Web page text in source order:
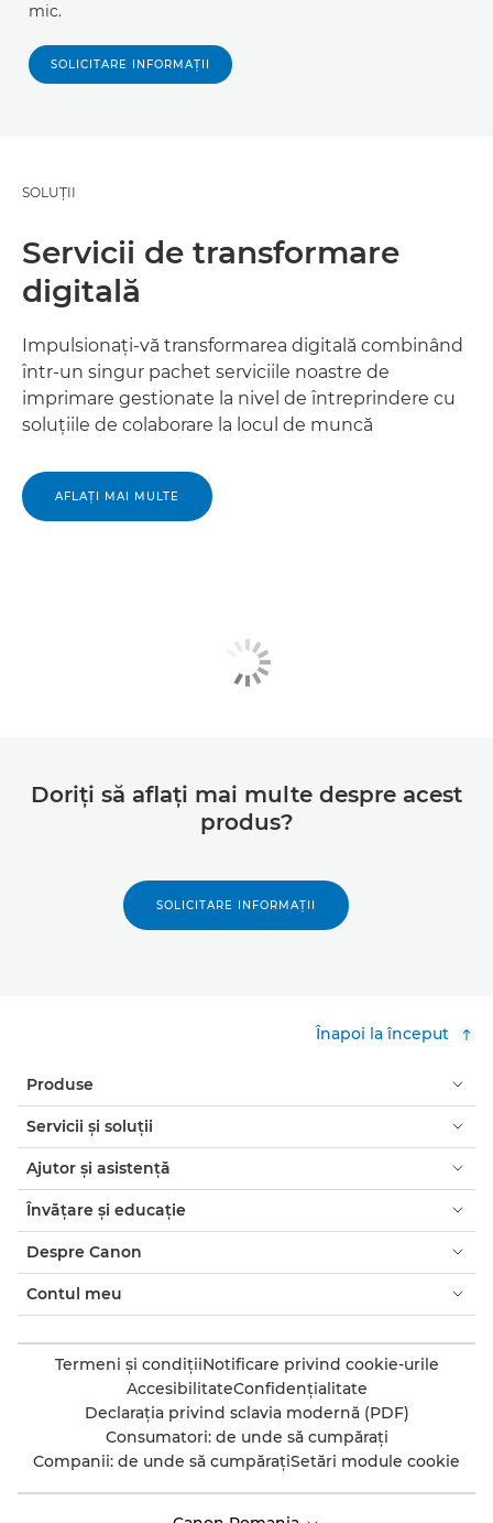
mic.
SOLICITARE INFORMAŢII
SOLUŢII
Servicii de transformare
digitală
Impulsionaţi-vă transformarea digitală combinând
într-un singur pachet serviciile noastre de
imprimare gestionate la nivel de întreprindere cu
soluţiile de colaborare la locul de muncă
AFLAŢI MAI MULTE
Doriţi să aflaţi mai multe despre acest
produs?
SOLICITARE INFORMAŢII
Înapoi la început
Produse
Servicii şi soluţii
Ajutor şi asistenţă
Învăţare şi educaţie
Despre Canon
Contul meu
Termeni şi condiţiiNotificare privind cookie-urile
AccesibilitateConfidenţialitate
Declaraţia privind sclavia modernă (PDF)
Consumatori: de unde să cumpăraţi
Companii: de unde să cumpăraţiSetări module cookie